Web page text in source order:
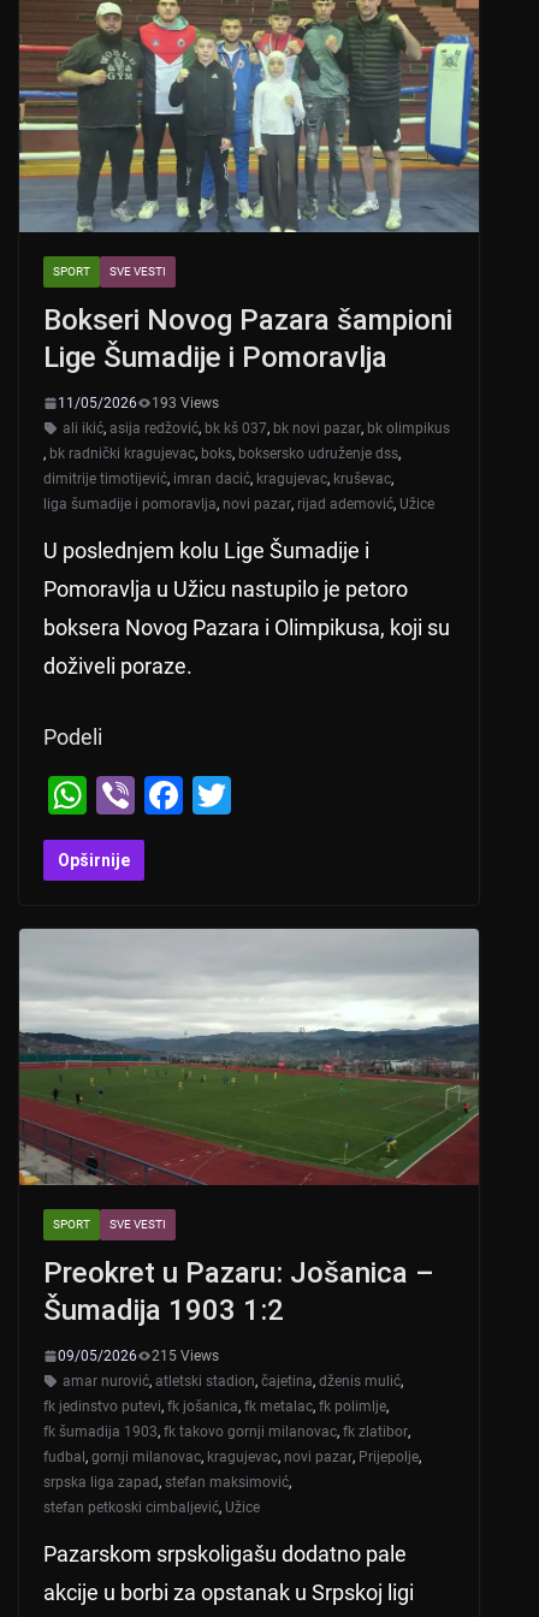
p
p
o
o
k
SPORT SVE VESTI
Bokseri Novog Pazara šampioni
Lige Šumadije i Pomoravlja
11/05/2026
193 Views
ali ikić, asija redžović, bk kš 037, bk novi pazar, bk olimpikus
, bk radnički kragujevac, boks, boksersko udruženje dss,
dimitrije timotijević, imran dacić, kragujevac, kruševac,
liga šumadije i pomoravlja, novi pazar, rijad ademović, Užice
U poslednjem kolu Lige Šumadije i
Pomoravlja u Užicu nastupilo je petoro
boksera Novog Pazara i Olimpikusa, koji su
doživeli poraze.
Podeli
W
h
at
p
p
Vi
b
er
F
o
o
k
Opširnije
SPORT SVE VESTI
Preokret u Pazaru: Jošanica –
Šumadija 1903 1:2
09/05/2026
215 Views
amar nurović, atletski stadion, čajetina, dženis mulić,
fk jedinstvo putevi, fk jošanica, fk metalac, fk polimlje,
fk šumadija 1903, fk takovo gornji milanovac, fk zlatibor,
fudbal, gornji milanovac, kragujevac, novi pazar, Prijepolje,
srpska liga zapad, stefan maksimović,
stefan petkoski cimbaljević, Užice
Pazarskom srpskoligašu dodatno pale
akcije u borbi za opstanak u Srpskoj ligi